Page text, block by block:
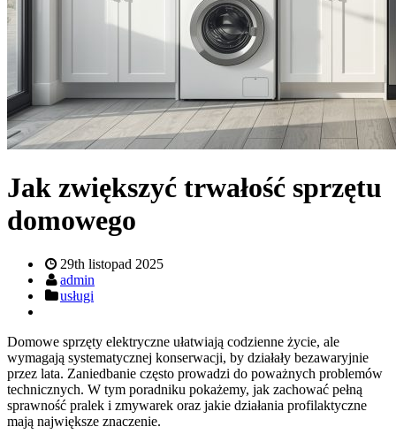
Jak zwiększyć trwałość sprzętu
domowego
29th listopad 2025
admin
usługi
Domowe sprzęty elektryczne ułatwiają codzienne życie, ale
wymagają systematycznej konserwacji, by działały bezawaryjnie
przez lata. Zaniedbanie często prowadzi do poważnych problemów
technicznych. W tym poradniku pokażemy, jak zachować pełną
sprawność pralek i zmywarek oraz jakie działania profilaktyczne
mają największe znaczenie.